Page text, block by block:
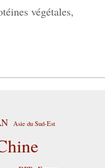
végétales,
Asie du Sud-Est